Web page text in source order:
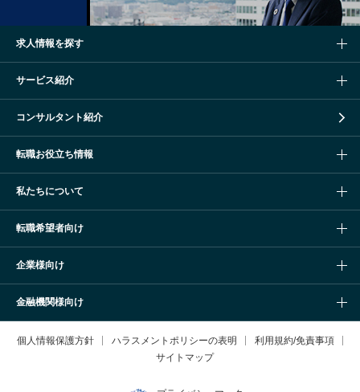
求人情報を探す
サービス紹介
コンサルタント紹介
転職お役立ち情報
私たちについて
転職希望者向け
企業様向け
金融機関様向け
個人情報保護方針 ハラスメントポリシーの表明
利用規約/免責事項
サイトマップ